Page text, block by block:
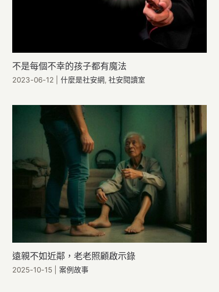
不是每個不幸的孩子都有魔法
2023-06-12 什麼是社安網,社安閱讀室
遠親不如近鄰，老老照顧啟示錄
2025-10-15 案例故事